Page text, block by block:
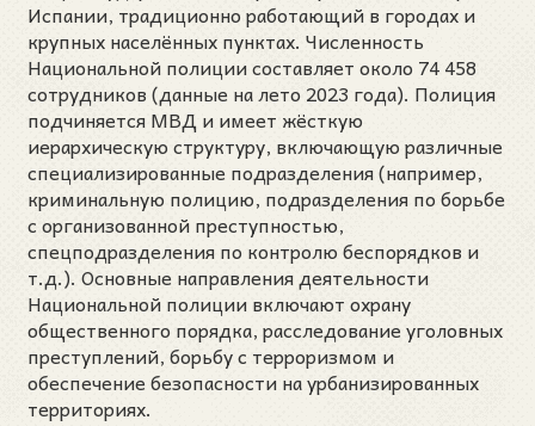
Испании, традиционно работающий в городах и
крупных населённых пунктах. Численность
Национальной полиции составляет около 74 458
сотрудников (данные на лето 2023 года). Полиция
подчиняется МВД и имеет жёсткую
иерархическую структуру, включающую различные
специализированные подразделения (например,
криминальную полицию, подразделения по борьбе
с организованной преступностью,
спецподразделения по контролю беспорядков и
т.д.). Основные направления деятельности
Национальной полиции включают охрану
общественного порядка, расследование уголовных
преступлений, борьбу с терроризмом и
обеспечение безопасности на урбанизированных
территориях.